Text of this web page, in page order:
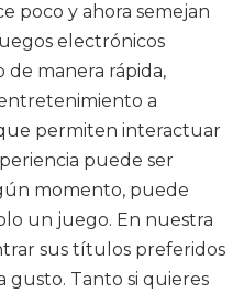
poco y ahora semejan
electrónicos
manera rápida,
a
permiten interactuar
puede ser
momento, puede
un juego. En nuestra
sus títulos preferidos
gusto. Tanto si quieres